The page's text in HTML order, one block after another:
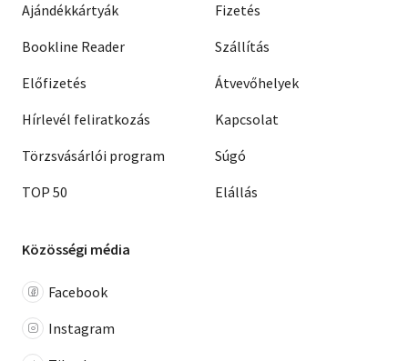
Ajándékkártyák
Bookline Reader
Előfizetés
Hírlevél feliratkozás
Törzsvásárlói program
TOP 50
Fizetés
Szállítás
Átvevőhelyek
Kapcsolat
Súgó
Elállás
Közösségi média
Facebook
Instagram